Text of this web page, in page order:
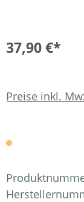
37,90 €*
Preise inkl.